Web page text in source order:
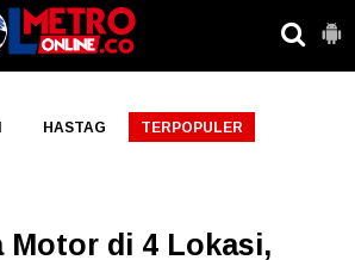
HASTAG TERPOPULER
Motor di 4 Lokasi,